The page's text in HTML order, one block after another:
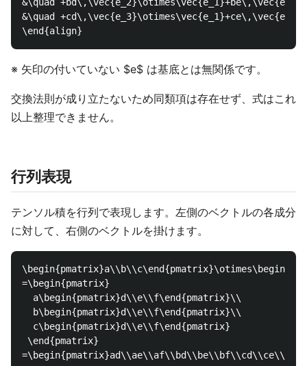
&\quad
※ 矢印の付いていない $e$ は基底とは無関係です。
交換法則が成り立たないため同類項は存在せず、式はこれ
以上整理できません。
行列表現
テンソル積を行列で表現します。左側のベクトルの各成分
に対して、右側のベクトルを掛けます。
=\begin{pmatrix}
  a\begin{pmatrix}d\\e\\f\end{pmatrix}\\
  b\begin{pmatrix}d\\e\\f\end{pmatrix}\\
  c\begin{pmatrix}d\\e\\f\end{pmatrix}
\end{pmatrix}